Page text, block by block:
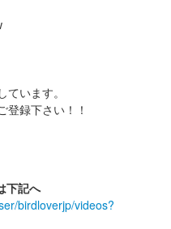
います。
登録下さい！！
下記へ
birdloverjp/videos?